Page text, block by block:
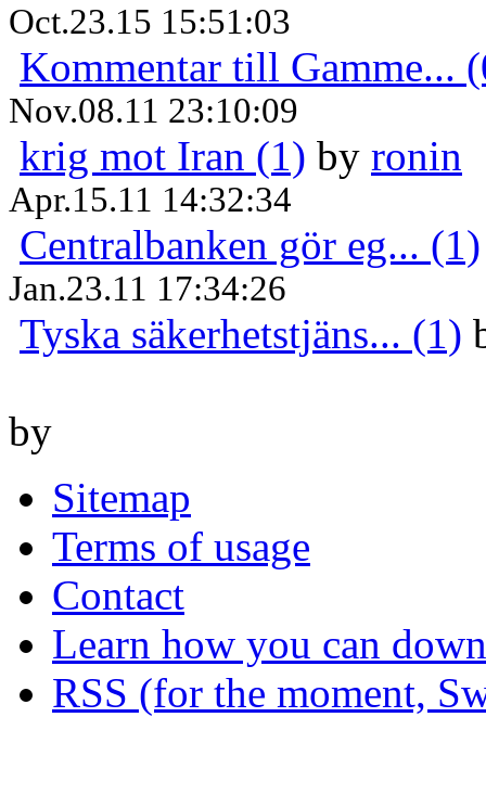
Oct.23.15 15:51:03
Kommentar till Gamme...
Nov.08.11 23:10:09
krig mot Iran (1) by ronin
Apr.15.11 14:32:34
Centralbanken gör eg... (1)
Jan.23.11 17:34:26
Tyska säkerhetstjäns... (1)
by
Sitemap
Terms of usage
Contact
Learn how you can
RSS (for the moment,